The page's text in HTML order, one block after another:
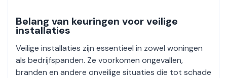
Belang van keuringen voor veilige
installaties
Veilige installaties zijn essentieel in zowel woningen
als bedrijfspanden. Ze voorkomen ongevallen,
branden en andere onveilige situaties die tot schade